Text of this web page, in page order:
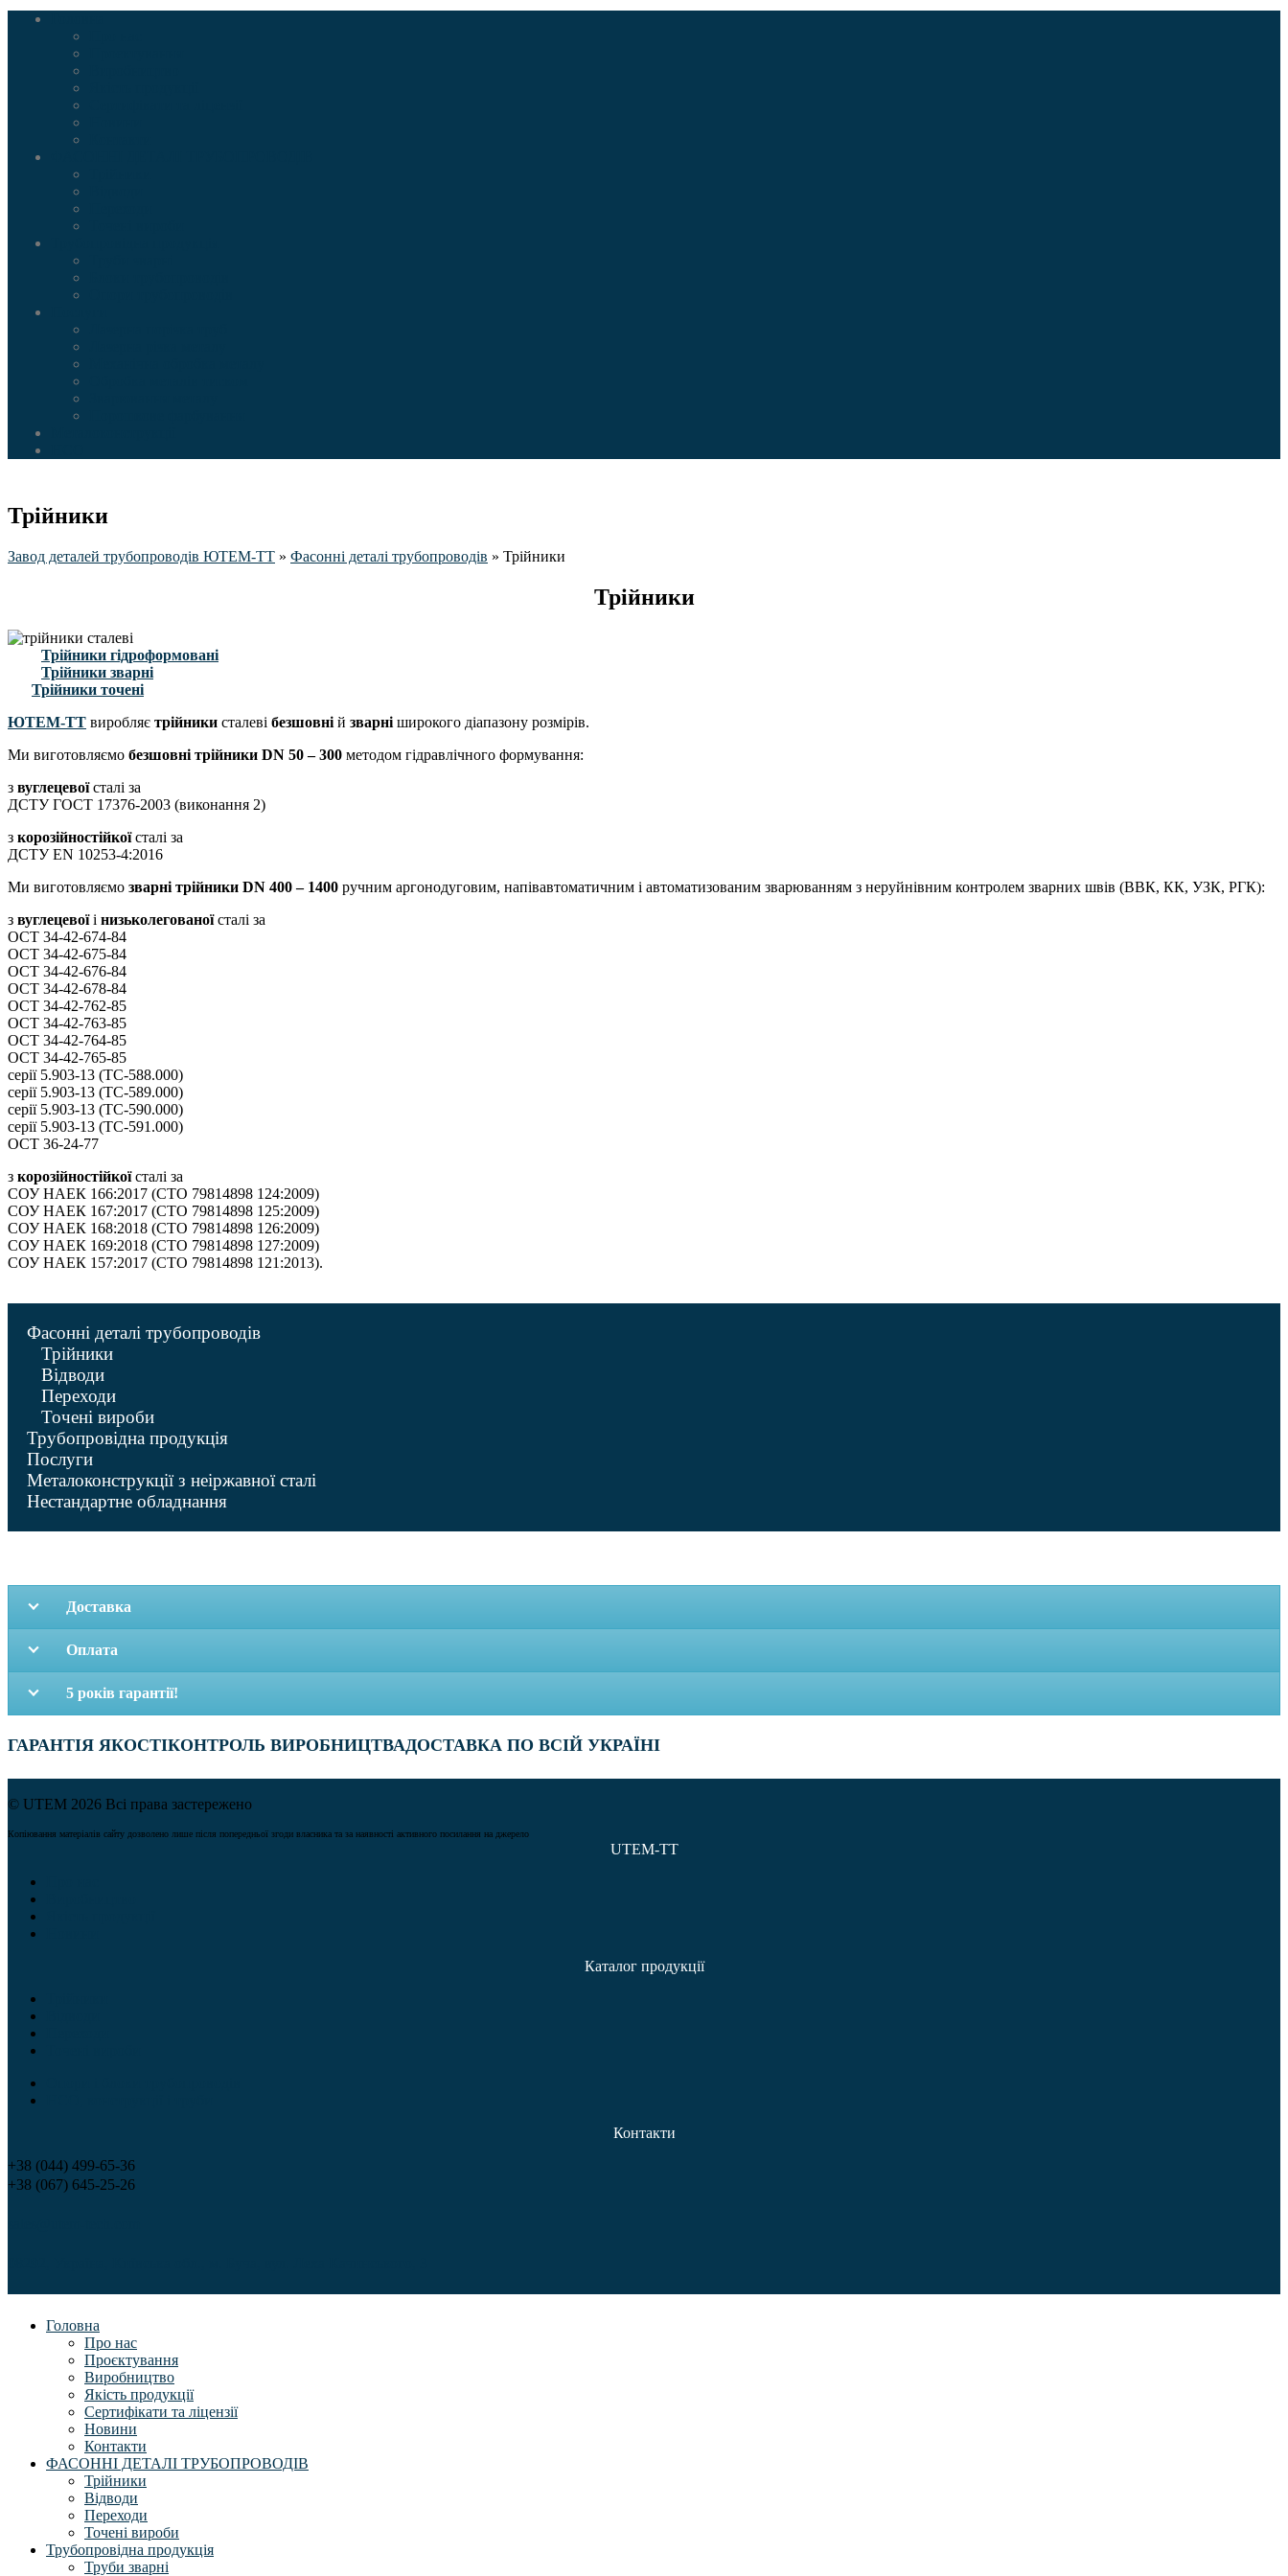
Трійники
Завод деталей трубопроводів ЮТЕМ-ТТ » Фасонні деталі трубопроводів » Трійники
Трійники
Трійники гідроформовані
Трійники зварні
Трійники точені
ЮТЕМ-ТТ виробляє трійники сталеві безшовні й зварні широкого діапазону розмірів.
Ми виготовляємо безшовні трійники DN 50 – 300 методом гідравлічного формування:
з вуглецевоїсталі за
ДСТУ ГОСТ 17376-2003 (виконання 2)
з корозійностійкоїсталі за
ДСТУ EN 10253-4:2016
Ми виготовляємо зварні трійники DN 400 – 1400 ручним аргонодуговим, напівавтоматичним і автоматизованим зварюванням з неруйнівним контролем зварних швів (ВВК, КК, УЗК, РГК):
з вуглецевоїі низьколегованоїсталі за
ОСТ 34-42-674-84
ОСТ 34-42-675-84
ОСТ 34-42-676-84
ОСТ 34-42-678-84
ОСТ 34-42-762-85
ОСТ 34-42-763-85
ОСТ 34-42-764-85
ОСТ 34-42-765-85
серії 5.903-13 (ТС-588.000)
серії 5.903-13 (ТС-589.000)
серії 5.903-13 (ТС-590.000)
серії 5.903-13 (ТС-591.000)
ОСТ 36-24-77
з корозійностійкоїсталі за
СОУ НАЕК 166:2017 (СТО 79814898 124:2009)
СОУ НАЕК 167:2017 (СТО 79814898 125:2009)
СОУ НАЕК 168:2018 (СТО 79814898 126:2009)
СОУ НАЕК 169:2018 (СТО 79814898 127:2009)
СОУ НАЕК 157:2017 (СТО 79814898 121:2013).
Фасонні деталі трубопроводів
Трійники
Відводи
Переходи
Точені вироби
Трубопровідна продукція
Послуги
Металоконструкції з неіржавної сталі
Нестандартне обладнання
Доставка
Оплата
5 років гарантії!
ГАРАНТІЯ ЯКОСТІКОНТРОЛЬ ВИРОБНИЦТВАДОСТАВКА ПО ВСІЙ УКРАЇНІ
© UTEM 2026 Всі права застережено
Копіювання матеріалів сайту дозволено лише після попередньої згоди власника та за наявності активного посилання на джерело
UTEM-TT
Каталог продукції
Контакти
+38 (044) 499-65-36
+38 (067) 645-25-26
Головна
Про нас
Проєктування
Виробництво
Якість продукції
Сертифікати та ліцензії
Новини
Контакти
ФАСОННІ ДЕТАЛІ ТРУБОПРОВОДІВ
Трійники
Відводи
Переходи
Точені вироби
Трубопровідна продукція
Труби зварні